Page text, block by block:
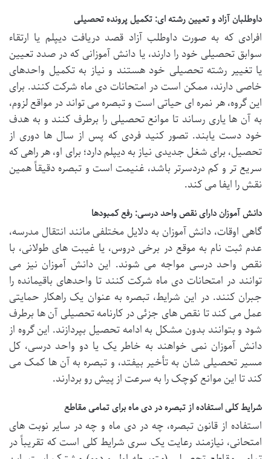
داوطلبان آزاد و تعیین رشته ای: تکمیل پرونده تحصیلی
افرادی که به صورت داوطلب آزاد قصد دریافت دیپلم یا ارتقاء
سوابق تحصیلی خود را دارند، یا دانش آموزانی که در صدد تعیین
یا تغییر رشته تحصیلی خود هستند و نیاز به تکمیل واحدهای
خاصی دارند، ممکن است در امتحانات دی ماه شرکت کنند. برای
این گروه، هر نمره ای حیاتی است و تبصره می تواند در مواقع لزوم،
به آن ها یاری رساند تا موانع تحصیلی را برطرف کنند و به هدف
خود دست یابند. تصور کنید فردی که پس از سال ها دوری از
تحصیل، برای شغل جدیدی نیاز به دیپلم دارد؛ برای او، هر راهی که
سریع تر و کم دردسرتر باشد، غنیمت است و تبصره دقیقاً همین
نقش را ایفا می کند.
دانش آموزان دارای نقص واحد درسی: رفع کمبودها
گاهی اوقات، دانش آموزان به دلایل مختلفی مانند انتقال مدرسه،
عدم ثبت نام به موقع در برخی دروس، یا غیبت های طولانی، با
نقص واحد درسی مواجه می شوند. این دانش آموزان نیز می
توانند در امتحانات دی ماه شرکت کنند تا واحدهای باقیمانده را
جبران کنند. در این شرایط، تبصره به عنوان یک راهکار حمایتی
عمل می کند تا نقص های جزئی در کارنامه تحصیلی آن ها برطرف
شود و بتوانند بدون مشکل به ادامه تحصیل بپردازند. این گروه از
دانش آموزان نمی خواهند به خاطر یک یا دو واحد درسی، کل
مسیر تحصیلی شان به تأخیر بیفتد، و تبصره به آن ها کمک می
کند تا این موانع کوچک را به سرعت از پیش رو بردارند.
شرایط کلی استفاده از تبصره در دی ماه برای تمامی مقاطع
استفاده از قانون تبصره، چه در دی ماه و چه در سایر نوبت های
امتحانی، نیازمند رعایت یک سری شرایط کلی است که تقریباً در